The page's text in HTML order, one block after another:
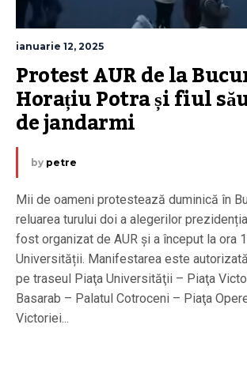
ianuarie 12, 2025
Protest AUR de la
Horațiu Potra și fiul
de jandarmi
by petre
Mii de oameni protestează duminică în
reluarea turului doi a alegerilor
fost organizat de AUR și a început la ora
Universității. Manifestarea este
pe traseul Piaţa Universităţii – Piaţa
Basarab – Palatul Cotroceni – Piaţa
Victoriei...